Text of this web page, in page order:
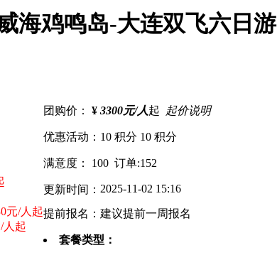
海鸡鸣岛-大连双飞六日游
元/人起
人起
团购价： ¥ 3300元/人起 起价说明
优惠活动： 10 积分 10 积分
满意度： 100 订单:152
更新时间： 2025-11-02 15:16
提前报名：建议提前一周报名
套餐类型：